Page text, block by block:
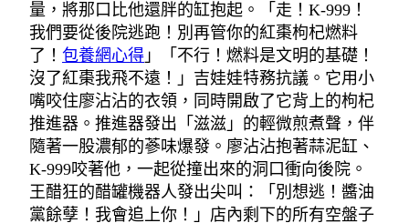
量，將那口比他還胖的缸抱起。「走！K-999！
我們要從後院逃跑！別再管你的紅棗枸杞燃料
了！ 包養網心得 」「不行！燃料是文明的基礎！
沒了紅棗我飛不遠！」吉娃娃特務抗議。它用小
嘴咬住廖沾沾的衣領，同時開啟了它背上的枸杞
推進器。推進器發出「滋滋」的輕微煎煮聲，伴
隨著一股濃郁的蔘味爆發。廖沾沾抱著蒜泥缸、
K-999咬著他，一起從撞出來的洞口衝向後院。
王醋狂的醋罐機器人發出尖叫：「別想逃！醬油
黨餘孽！我會追上你！」店內剩下的所有空盤子